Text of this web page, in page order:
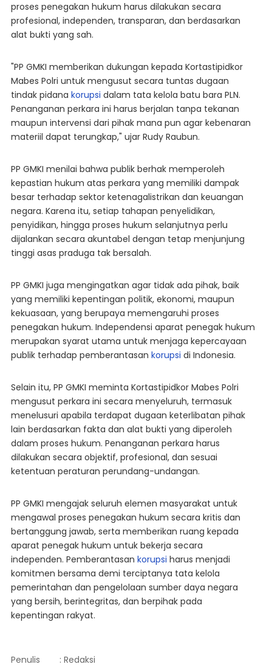
proses penegakan hukum harus dilakukan secara
profesional, independen, transparan, dan berdasarkan
alat bukti yang sah.
"PP GMKI memberikan dukungan kepada Kortastipidkor
Mabes Polri untuk mengusut secara tuntas dugaan
tindak pidana korupsi dalam tata kelola batu bara PLN.
Penanganan perkara ini harus berjalan tanpa tekanan
maupun intervensi dari pihak mana pun agar kebenaran
materiil dapat terungkap," ujar Rudy Raubun.
PP GMKI menilai bahwa publik berhak memperoleh
kepastian hukum atas perkara yang memiliki dampak
besar terhadap sektor ketenagalistrikan dan keuangan
negara. Karena itu, setiap tahapan penyelidikan,
penyidikan, hingga proses hukum selanjutnya perlu
dijalankan secara akuntabel dengan tetap menjunjung
tinggi asas praduga tak bersalah.
PP GMKI juga mengingatkan agar tidak ada pihak, baik
yang memiliki kepentingan politik, ekonomi, maupun
kekuasaan, yang berupaya memengaruhi proses
penegakan hukum. Independensi aparat penegak hukum
merupakan syarat utama untuk menjaga kepercayaan
publik terhadap pemberantasan korupsi di Indonesia.
Selain itu, PP GMKI meminta Kortastipidkor Mabes Polri
mengusut perkara ini secara menyeluruh, termasuk
menelusuri apabila terdapat dugaan keterlibatan pihak
lain berdasarkan fakta dan alat bukti yang diperoleh
dalam proses hukum. Penanganan perkara harus
dilakukan secara objektif, profesional, dan sesuai
ketentuan peraturan perundang-undangan.
PP GMKI mengajak seluruh elemen masyarakat untuk
mengawal proses penegakan hukum secara kritis dan
bertanggung jawab, serta memberikan ruang kepada
aparat penegak hukum untuk bekerja secara
independen. Pemberantasan korupsi harus menjadi
komitmen bersama demi terciptanya tata kelola
pemerintahan dan pengelolaan sumber daya negara
yang bersih, berintegritas, dan berpihak pada
kepentingan rakyat.
Penulis
: Redaksi